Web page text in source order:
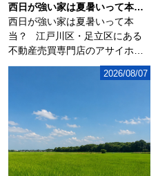
西日が強い家は夏暑いって本当？
西日が強い家は夏暑いって本
当？ 江戸川区・足立区にある
不動産売買専門店のアサイホ
ー...
2026/08/07